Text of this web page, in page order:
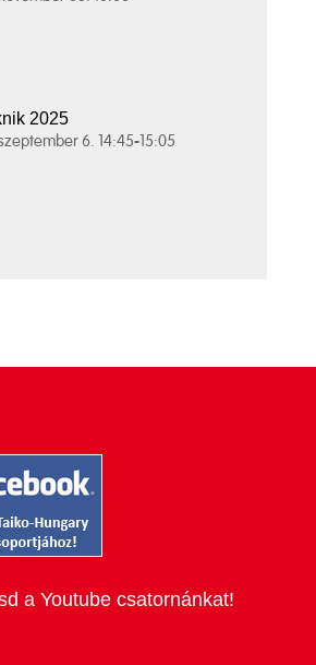
2025
6. 14:45-15:05
a Youtube csatornánkat!